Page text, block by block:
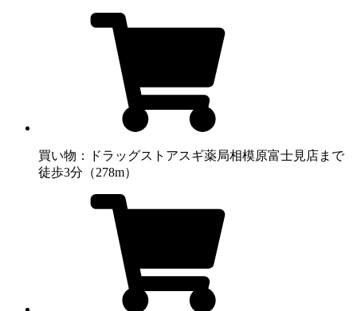
買い物：ドラッグストアスギ薬局相模原富士見店まで
徒歩3分（278m）